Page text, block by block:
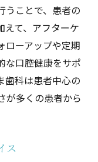
うことで、患者の
えて、アフターケ
ローアップや定期
な口腔健康をサポ
歯科は患者中心の
が多くの患者から
ス